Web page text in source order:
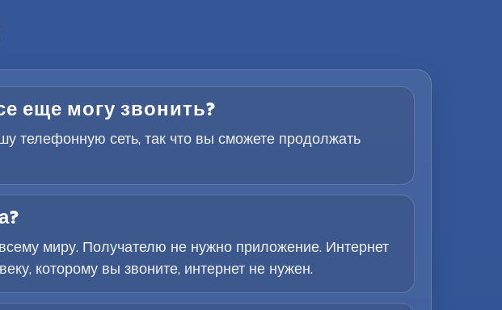
еще могу звонить?
телефонную сеть, так что вы сможете продолжать
миру. Получателю не нужно приложение. Интернет
которому вы звоните, интернет не нужен.